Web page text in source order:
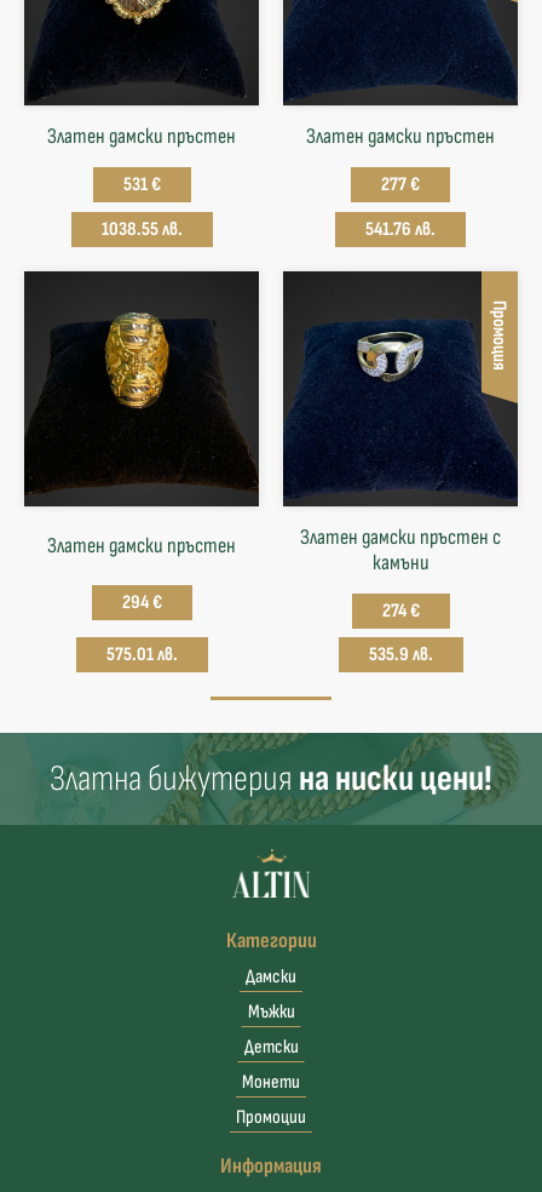
Златен дамски пръстен
531 €
1038.55 лв.
Златен дамски пръстен
277 €
541.76 лв.
Златен дамски пръстен
294 €
575.01 лв.
Промоция
Златен дамски пръстен с
камъни
274 €
535.9 лв.
Златна бижутерия на ниски цени!
Категории
Дамски
Мъжки
Детски
Монети
Промоции
Информация